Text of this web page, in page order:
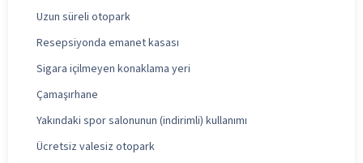
Uzun süreli otopark
Resepsiyonda emanet kasası
Sigara içilmeyen konaklama yeri
Çamaşırhane
Yakındaki spor salonunun (indirimli) kullanımı
Ücretsiz valesiz otopark